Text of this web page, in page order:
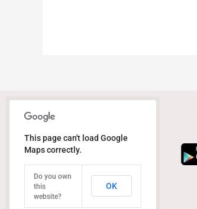
This page can't load Google
Maps correctly.
Do you own
this
website?
OK